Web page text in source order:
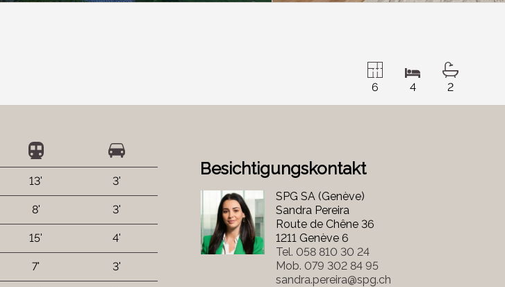
6
4 2
13' 3'
8' 3'
15' 4'
7' 3'
Besichtigungskontakt
SPG SA (Genève)
Sandra Pereira
Route de Chêne 36
1211 Genève 6
Tel. 058 810 30 24
Mob. 079 302 84 95
sandra.pereira@spg.ch